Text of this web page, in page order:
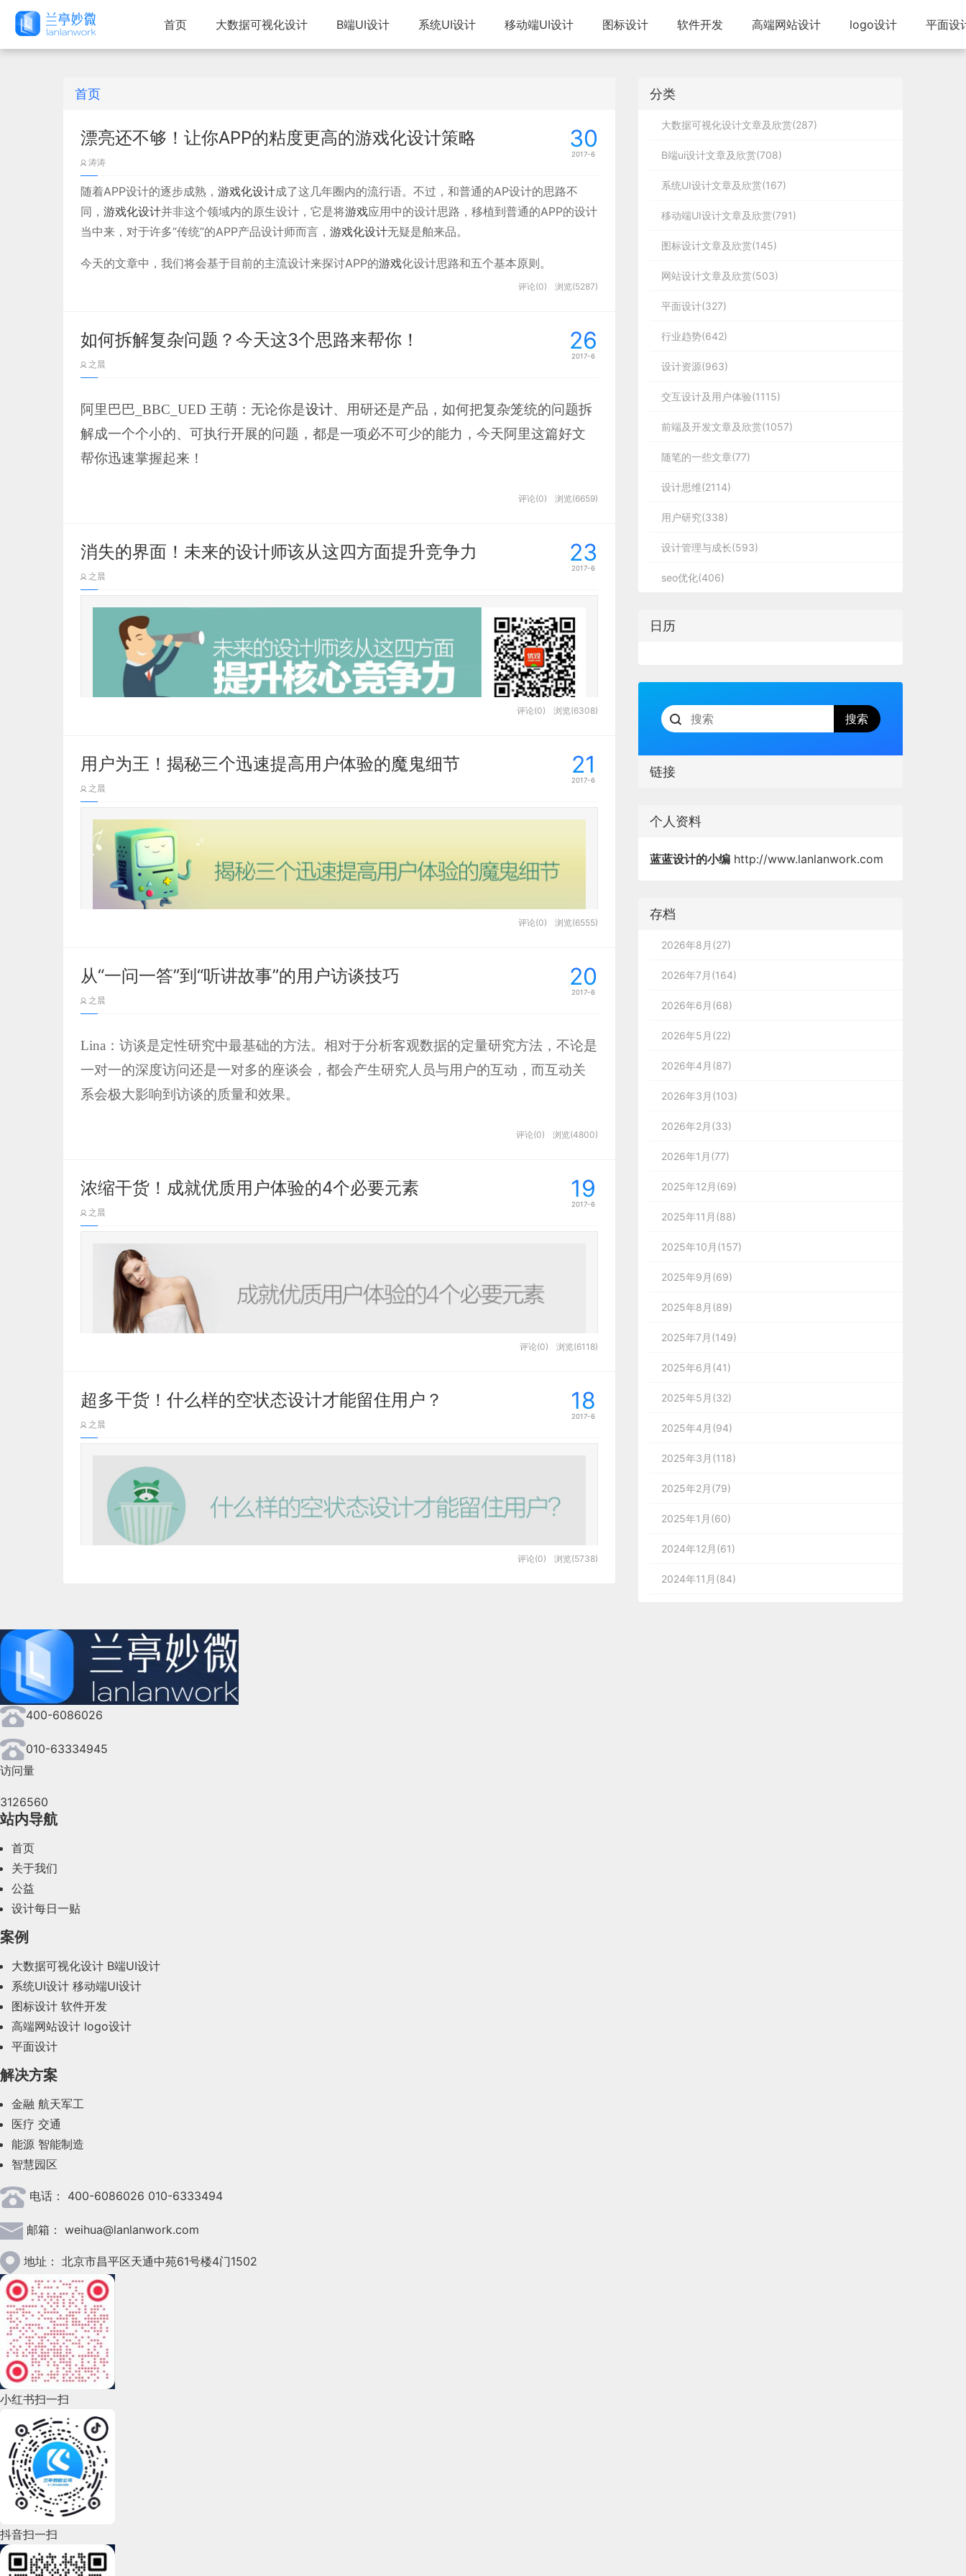
首页 大数据可视化设计 B端UI设计 系统UI设计 移动端UI设计 图标设计 软件开发 高端网站设计 logo设计 平面设
首页
30
2017-6
漂亮还不够！让你APP的粘度更高的游戏化设计策略
涛涛
随着APP设计的逐步成熟， 游戏化设计成了这几年圈内的流行语。不过，和普通的AP设计的思路不
同， 游戏化设计并非这个领域内的原生设计，它是将游戏应用中的设计思路，移植到普通的APP的设计
当中来，对于许多“传统”的APP产品设计师而言， 游戏化设计无疑是舶来品。
今天的文章中，我们将会基于目前的主流设计来探讨APP的游戏化设计思路和五个基本原则。
评论(0) 浏览(5287)
26
2017-6
如何拆解复杂问题？今天这3个思路来帮你！
之晨
阿里巴巴_BBC_UED 王萌：无论你是设计、用研还是产品，如何把复杂笼统的问题拆
解成一个个小的、可执行开展的问题，都是一项必不可少的能力，今天阿里这篇好文
帮你迅速掌握起来！
在一秒钟内看到本质的人和花半辈子也看不清一件事本质的人，自然是不一样人生。
——电影《教父》 本文没办法帮你一秒钟看清人/事，而且也不奢望能做到，但希望能
和大家一起朝这个方向做些努力。
评论(0) 浏览(6659)
23
2017-6
消失的界面！未来的设计师该从这四方面提升竞争力
之晨
编者按：可能有敏锐的同学已经意识到了，现在很多公司招人，职位都叫产品设计
师，简言之就是既要会界面设计，更要懂交互、产品等，这也给一心钻研精美图标和
酷炫动效的同学提个醒，未来UI设计师与交互的界限会越来越模糊，不想提前退休，
可别光顾着折腾软件，好好读下今天这4个建议。
评论(0) 浏览(6308)
21
2017-6
用户为王！揭秘三个迅速提高用户体验的魔鬼细节
之晨
注册与加载等待。作者总结了不少实用的方法，能够迅速地提高这三个方面的体验，
建议学习 >>>
评论(0) 浏览(6555)
20
2017-6
从“一问一答”到“听讲故事”的用户访谈技巧
之晨
Lina：访谈是定性研究中最基础的方法。相对于分析客观数据的定量研究方法，不论是
一对一的深度访问还是一对多的座谈会，都会产生研究人员与用户的互动，而互动关
系会极大影响到访谈的质量和效果。
很多人认为访谈就是“问答”，研究人员按照研究目的设定一系列的问题，通过询问用
是需要对用户的态度及行为做研究分析，而出于每个人的自我防御心理，用户很难将
自己真实的想法告诉研究人员。如何获得用户真实的情感态度，是非常考验每一位研
究者研究技术的地方。下面就结合之前的项目经历，跟大家探讨一下访谈技巧的问
评论(0) 浏览(4800)
19
2017-6
浓缩干货！成就优质用户体验的4个必要元素
之晨
企业适逢互联网萌芽，在90年代这个网络拓荒期逐渐膨胀成为响彻北美的互联网巨
头，这是亚马逊的故事。而Facebook的开头则更有意思一些，校园创业，友情与背
轻富豪。
评论(0) 浏览(6118)
18
2017-6
超多干货！什么样的空状态设计才能留住用户？
之晨
人的感觉就是临时性的，有些微不足道。不要被空状态的名字所迷惑，实际上，这个
状态在引导性、愉悦性和保留用户等方面的潜质对于产品体验在细节当中的成败有着
不可忽视的作用。
评论(0) 浏览(5738)
分类
大数据可视化设计文章及欣赏(287)
B端ui设计文章及欣赏(708)
系统UI设计文章及欣赏(167)
移动端UI设计文章及欣赏(791)
图标设计文章及欣赏(145)
网站设计文章及欣赏(503)
平面设计(327)
行业趋势(642)
设计资源(963)
交互设计及用户体验(1115)
前端及开发文章及欣赏(1057)
随笔的一些文章(77)
设计思维(2114)
用户研究(338)
设计管理与成长(593)
seo优化(406)
日历
链接
个人资料
蓝蓝设计的小编 http://www.lanlanwork.com
存档
2026年8月(27)
2026年7月(164)
2026年6月(68)
2026年5月(22)
2026年4月(87)
2026年3月(103)
2026年2月(33)
2026年1月(77)
2025年12月(69)
2025年11月(88)
2025年10月(157)
2025年9月(69)
2025年8月(89)
2025年7月(149)
2025年6月(41)
2025年5月(32)
2025年4月(94)
2025年3月(118)
2025年2月(79)
2025年1月(60)
2024年12月(61)
2024年11月(84)
400-6086026
010-63334945
访问量
3126560
站内导航
首页
关于我们
公益
设计每日一贴
案例
大数据可视化设计 B端UI设计
系统UI设计 移动端UI设计
图标设计 软件开发
高端网站设计 logo设计
平面设计
解决方案
金融 航天军工
医疗 交通
能源 智能制造
智慧园区
电话： 400-6086026 010-6333494
邮箱： weihua@lanlanwork.com
地址： 北京市昌平区天通中苑61号楼4门1502
小红书扫一扫
抖音扫一扫